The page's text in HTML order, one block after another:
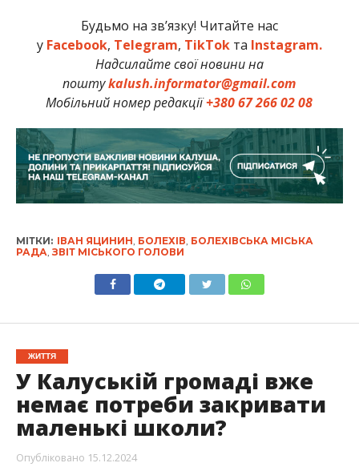
Будьмо на зв’язку! Читайте нас
у Facebook, Telegram, TikTokта Instagram.
Надсилайте свої новини на
поштуkalush.informator@gmail.com
Мобільний номер редакції+380 67 266 02 08
МІТКИ: ІВАН ЯЦИНИН БОЛЕХІВ БОЛЕХІВСЬКА МІСЬКА
РАДА ЗВІТ МІСЬКОГО ГОЛОВИ
ЖИТТЯ
У Калуській громаді вже
немає потреби закривати
маленькі школи?
Опубліковано 15.12.2024